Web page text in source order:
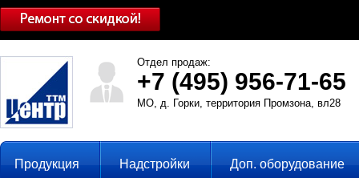
Отдел продаж:
+7 (495) 956-71-65
МО, д. Горки, территория Промзона, вл28
Продукция Надстройки Доп. оборудование